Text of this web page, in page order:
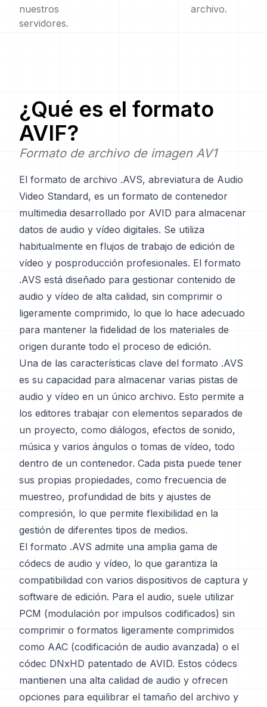
nuestros
servidores.
archivo.
¿Qué es el formato
AVIF?
Formato de archivo de imagen AV1
El formato de archivo .AVS, abreviatura de Audio
Video Standard, es un formato de contenedor
multimedia desarrollado por AVID para almacenar
datos de audio y vídeo digitales. Se utiliza
habitualmente en flujos de trabajo de edición de
vídeo y posproducción profesionales. El formato
.AVS está diseñado para gestionar contenido de
audio y vídeo de alta calidad, sin comprimir o
ligeramente comprimido, lo que lo hace adecuado
para mantener la fidelidad de los materiales de
origen durante todo el proceso de edición.
Una de las características clave del formato .AVS
es su capacidad para almacenar varias pistas de
audio y vídeo en un único archivo. Esto permite a
los editores trabajar con elementos separados de
un proyecto, como diálogos, efectos de sonido,
música y varios ángulos o tomas de vídeo, todo
dentro de un contenedor. Cada pista puede tener
sus propias propiedades, como frecuencia de
muestreo, profundidad de bits y ajustes de
compresión, lo que permite flexibilidad en la
gestión de diferentes tipos de medios.
El formato .AVS admite una amplia gama de
códecs de audio y vídeo, lo que garantiza la
compatibilidad con varios dispositivos de captura y
software de edición. Para el audio, suele utilizar
PCM (modulación por impulsos codificados) sin
comprimir o formatos ligeramente comprimidos
como AAC (codificación de audio avanzada) o el
códec DNxHD patentado de AVID. Estos códecs
mantienen una alta calidad de audio y ofrecen
opciones para equilibrar el tamaño del archivo y